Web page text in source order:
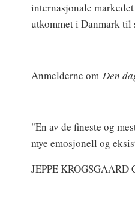
internasjonale
utkommet i Danmark
Anmelderne om Den
"En av de fineste og
mye emosjonell og
JEPPE